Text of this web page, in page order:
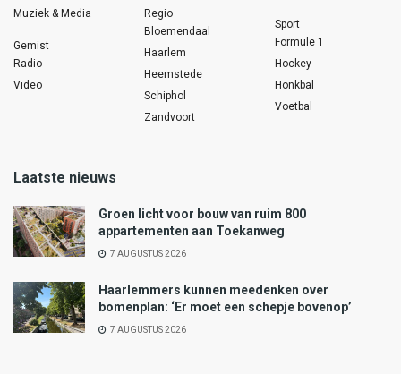
Muziek & Media
Gemist
Radio
Video
Regio
Bloemendaal
Haarlem
Heemstede
Schiphol
Zandvoort
Sport
Formule 1
Hockey
Honkbal
Voetbal
Laatste nieuws
Groen licht voor bouw van ruim 800
appartementen aan Toekanweg
7 AUGUSTUS 2026
Haarlemmers kunnen meedenken over
bomenplan: ‘Er moet een schepje bovenop’
7 AUGUSTUS 2026